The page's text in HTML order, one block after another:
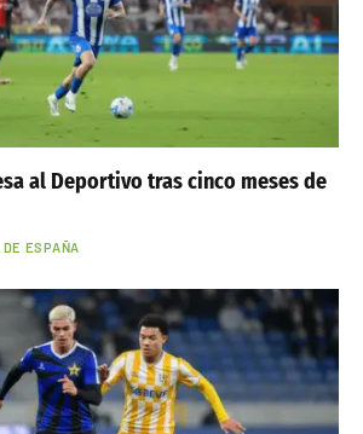
al Deportivo tras cinco meses de
DE ESPAÑA